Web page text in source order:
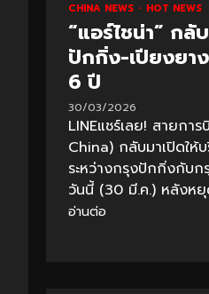
CHINA NEWS HOT NEWS
“แอร์ไชน่า” กลั
ปักกิ่ง-เปียงยา
6 ปี
30/03/2026
LINEแชร์เลย! สายกา
China) กลับมาเปิดให้
ระหว่างกรุงปักกิ่งกับ
วันนี้ (30 มี.ค.) หลังหยุ
อ่านต่อ